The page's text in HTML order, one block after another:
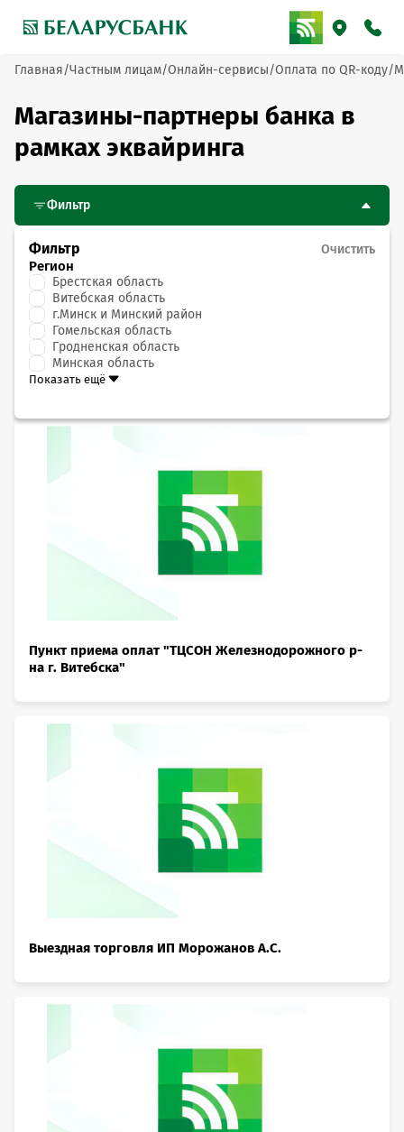
Главная Частным лицам Онлайн-сервисы Оплата по QR-коду
Магазины-партнеры банка в
рамках эквайринга
Фильтр
Фильтр Очистить
Регион
Брестская область
Витебская область
г.Минск и Минский район
Гомельская область
Гродненская область
Минская область
Пункт приема оплат "ТЦСОН Железнодорожного р-
на г. Витебска"
Выездная торговля ИП Морожанов А.С.